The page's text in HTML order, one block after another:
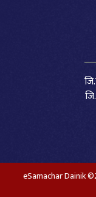
eSamachar Dainik